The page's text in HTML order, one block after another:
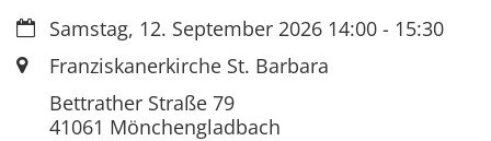
Datum:Samstag, 12. September 2026 14:00 - 15:30
Ort: Franziskanerkirche St. Barbara
Bettrather Straße 79
41061 Mönchengladbach